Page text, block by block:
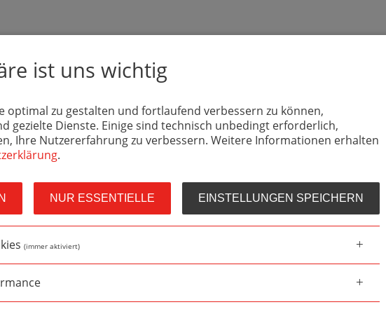
ist uns wichtig
optimal zu gestalten und fortlaufend verbessern zu können,
gezielte Dienste. Einige sind technisch unbedingt erforderlich,
Ihre Nutzererfahrung zu verbessern. Weitere Informationen erhalten
.
NUR ESSENTIELLE EINSTELLUNGEN SPEICHERN
(immer aktiviert)